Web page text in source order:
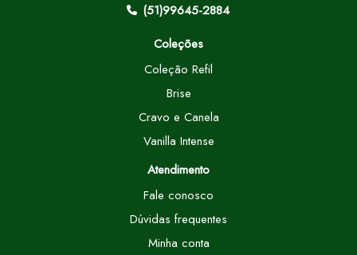
(51)99645-2884
Coleções
Coleção Refil
Brise
Cravo e Canela
Vanilla Intense
Atendimento
Fale conosco
Dúvidas frequentes
Minha conta